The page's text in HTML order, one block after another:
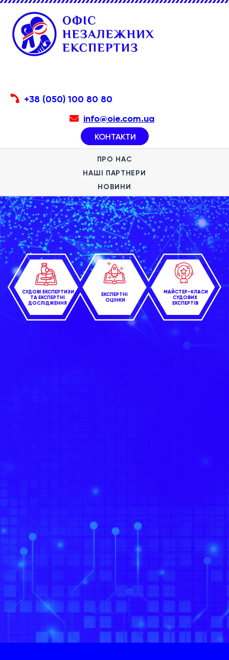
+38 (050) 100 80 80
info@oie.com.ua
КОНТАКТИ
ПРО НАС
НАШІ ПАРТНЕРИ
НОВИНИ
СУДОВІ ЕКСПЕРТИЗИ
ТА ЕКСПЕРТНІ
ДОСЛІДЖЕННЯ
ЕКСПЕРТНІ
ОЦІНКИ
МАЙСТЕР-КЛАСИ
СУДОВИХ
ЕКСПЕРТІВ